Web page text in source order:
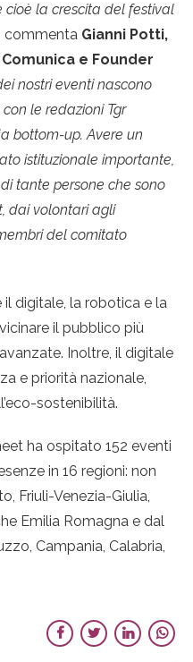
la crescita del festival
commenta Gianni Potti,
e Founder
nostri eventi nascono
le redazioni Tgr
bottom-up. Avere un
istituzionale importante,
tante persone che sono
dai volontari agli
del comitato
digitale, la robotica e la
il pubblico più
Inoltre, il digitale
e priorità nazionale,
sostenibilità.
ha ospitato 152 eventi
in 16 regioni: non
Friuli-Venezia-Giulia,
Emilia Romagna e dal
Campania, Calabria,